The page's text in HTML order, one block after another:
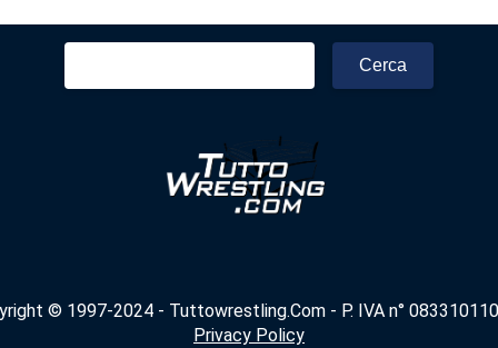
Ricerca
© 1997-2024 - Tuttowrestling.Com - P. IVA n°
Privacy Policy